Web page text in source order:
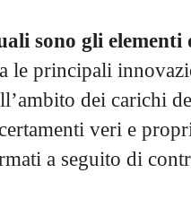
sono gli
le principali
dei carichi
veri e
a seguito di